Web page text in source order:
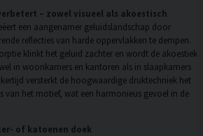
– zowel visueel als akoestisch
een aangenamer geluidslandschap door
reflecties van harde oppervlakken te dempen.
klinkt het geluid zachter en wordt de akoestiek
in woonkamers en kantoren als in slaapkamers
versterkt de hoogwaardige druktechniek het
van het motief, wat een harmonieus gevoel in de
of katoenen doek